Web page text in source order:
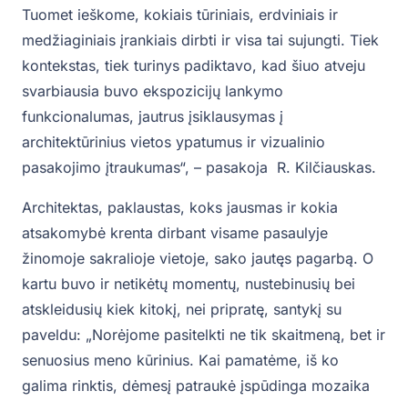
Tuomet ieškome, kokiais tūriniais, erdviniais ir
medžiaginiais įrankiais dirbti ir visa tai sujungti. Tiek
kontekstas, tiek turinys padiktavo, kad šiuo atveju
svarbiausia buvo ekspozicijų lankymo
funkcionalumas, jautrus įsiklausymas į
architektūrinius vietos ypatumus ir vizualinio
pasakojimo įtraukumas“, – pasakoja R. Kilčiauskas.
Architektas, paklaustas, koks jausmas ir kokia
atsakomybė krenta dirbant visame pasaulyje
žinomoje sakralioje vietoje, sako jautęs pagarbą. O
kartu buvo ir netikėtų momentų, nustebinusių bei
atskleidusių kiek kitokį, nei pripratę, santykį su
paveldu: „Norėjome pasitelkti ne tik skaitmeną, bet ir
senuosius meno kūrinius. Kai pamatėme, iš ko
galima rinktis, dėmesį patraukė įspūdinga mozaika